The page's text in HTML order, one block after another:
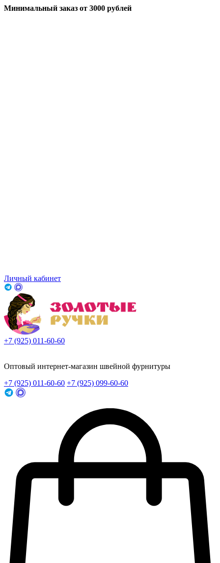
Минимальный заказ от 3000 рублей
Личный кабинет
+7 (925) 011-60-60
Оптовый интернет-магазин швейной фурнитуры
+7 (925) 011-60-60 +7 (925) 099-60-60